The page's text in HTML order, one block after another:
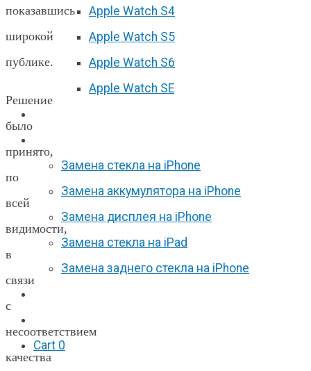
Apple Watch S4
Apple Watch S5
Apple Watch S6
Apple Watch SE
Замена стекла на iPhone
Замена аккумулятора на iPhone
Замена дисплея на iPhone
Замена стекла на iPad
Замена заднего стекла на iPhone
Cart 0
показавшись
широкой
публике.
Решение
было
принято,
по
всей
видимости,
в
связи
с
несоответствием
качества